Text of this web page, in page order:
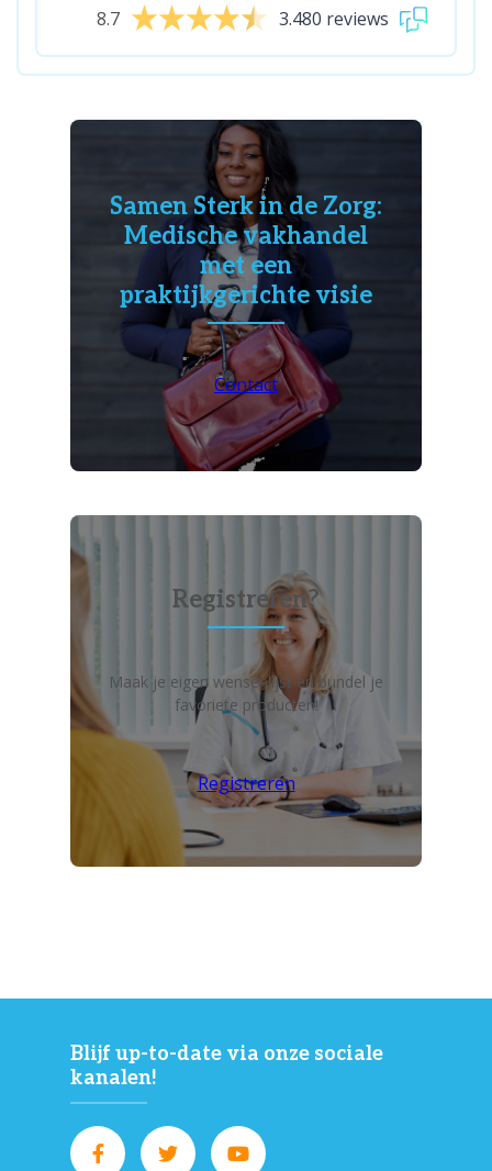
8.7 3.480 reviews
Samen Sterk in de Zorg:
Medische vakhandel
met een
praktijkgerichte visie
Contact
Registreren?
Maak je eigen wensenlijst en bundel je
favoriete producten!
Registreren
Blijf up-to-date via onze sociale
kanalen!